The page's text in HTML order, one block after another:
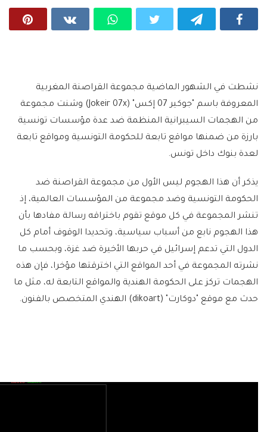
نشطت في الشهور الماضية مجموعة القراصنة المغربية
المعروفة باسم "جوكير 07 إكس" (Jokeir 07x) وشنت مجموعة
من الهجمات السيبرانية المنظمة ضد عدة مؤسسات تونسية
بارزة من ضمنها مواقع تابعة للحكومة التونسية ومواقع تابعة
لعدة بنوك داخل تونس.
يذكر أن هذا الهجوم ليس الأول من مجموعة القراصنة ضد
الحكومة التونسية وضد مجموعة من المؤسسات العالمية، إذ
تنشر المجموعة في كل موقع تقوم باختراقه رسالة مفادها بأن
هذا الهجوم نابع من أسباب سياسية، وتحديدا الوقوف أمام كل
الدول التي تدعم إسرائيل في حربها الأخيرة ضد غزة، وبحسب ما
نشرته المجموعة في أحد المواقع التي اخترقتها مؤخرا، فإن هذه
الهجمات تركز على الحكومة الهندية والمواقع التابعة له، مثل ما
حدث مع موقع "دوكارت" (dikoart) الهندي المتخصص بالفنون.